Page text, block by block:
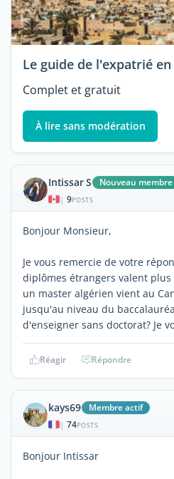
Le guide de l'expatrié
Complet et gratuit
À lire sans modération
Intissar S Nouveau membre
| 9POSTS
Bonjour Monsieur,
Je vous remercie de votre
diplômes étrangers valent
un master algérien vient au
jusqu'au niveau du
d'enseigner sans doctorat? Je
Réagir Répondre
kays69 Membre actif
| 74POSTS
Bonjour Intissar